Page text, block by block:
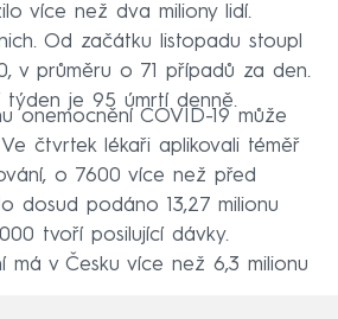
více než dva miliony lidí.
Od začátku listopadu stoupl
v průměru o 71 případů za den.
týden je 95 úmrtí denně.
onemocnění COVID-19 může
čtvrtek lékaři aplikovali téměř
o 7600 více než před
dosud podáno 13,27 milionu
tvoří posilující dávky.
má v Česku více než 6,3 milionu